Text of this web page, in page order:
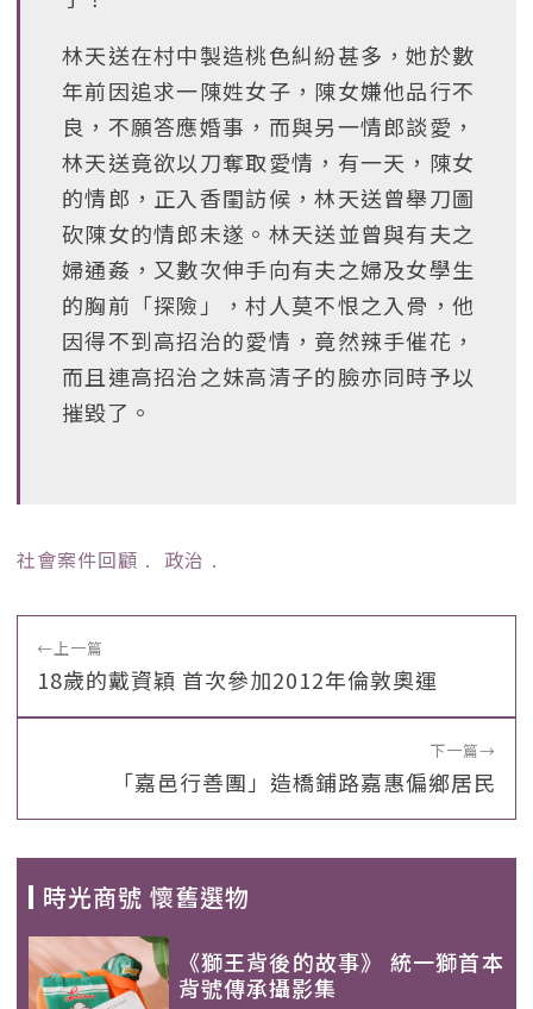
林天送在村中製造桃色糾紛甚多，她於數
年前因追求一陳姓女子，陳女嫌他品行不
良，不願答應婚事，而與另一情郎談愛，
林天送竟欲以刀奪取愛情，有一天，陳女
的情郎，正入香閨訪候，林天送曾舉刀圖
砍陳女的情郎未遂。林天送並曾與有夫之
婦通姦，又數次伸手向有夫之婦及女學生
的胸前「探險」，村人莫不恨之入骨，他
因得不到高招治的愛情，竟然辣手催花，
而且連高招治之妹高清子的臉亦同時予以
摧毀了。
社會案件回顧 ﹒ 政治 ﹒
←上一篇
18歲的戴資穎 首次參加2012年倫敦奧運
下一篇→
「嘉邑行善團」造橋鋪路嘉惠偏鄉居民
時光商號 懷舊選物
《獅王背後的故事》 統一獅首本
背號傳承攝影集